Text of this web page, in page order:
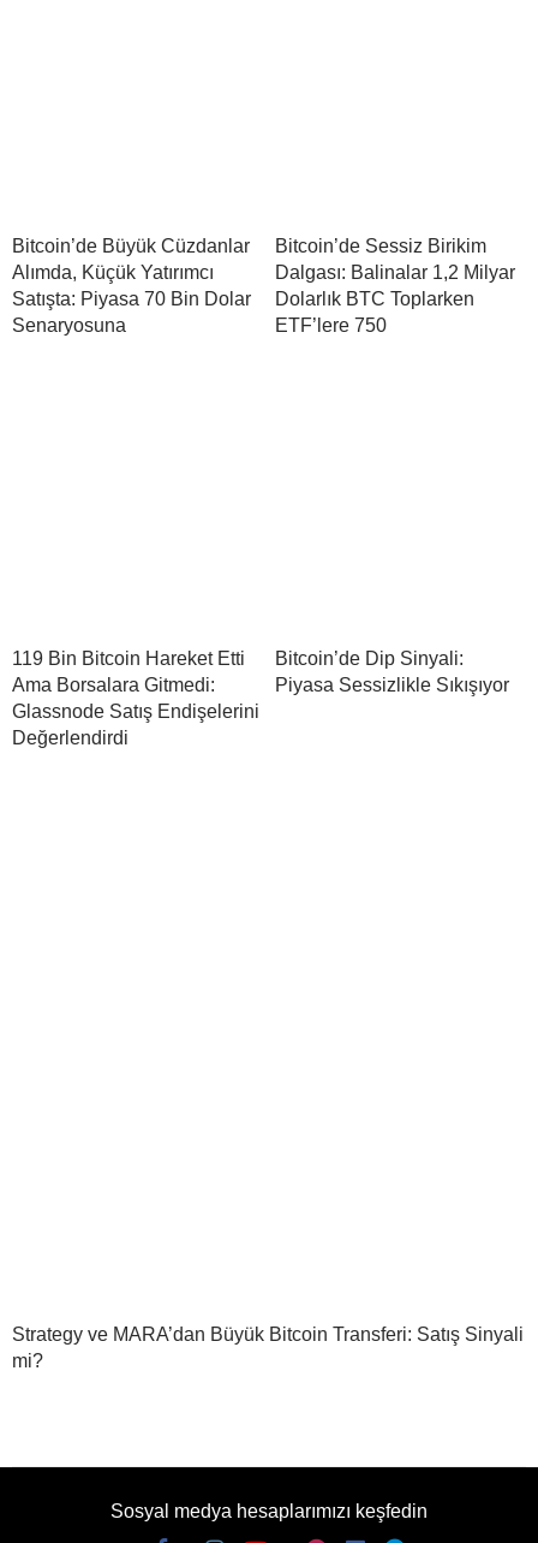
Bitcoin’de Büyük Cüzdanlar
Alımda, Küçük Yatırımcı
Satışta: Piyasa 70 Bin Dolar
Senaryosuna
Bitcoin’de Sessiz Birikim
Dalgası: Balinalar 1,2 Milyar
Dolarlık BTC Toplarken
ETF’lere 750
119 Bin Bitcoin Hareket Etti
Ama Borsalara Gitmedi:
Glassnode Satış Endişelerini
Değerlendirdi
Bitcoin’de Dip Sinyali:
Piyasa Sessizlikle Sıkışıyor
Strategy ve MARA’dan Büyük Bitcoin Transferi: Satış Sinyali
mi?
Sosyal medya hesaplarımızı keşfedin